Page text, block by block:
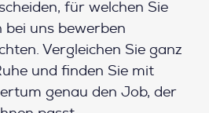
für welchen Sie
bei uns bewerben
Vergleichen Sie ganz
und finden Sie mit
genau den Job, der